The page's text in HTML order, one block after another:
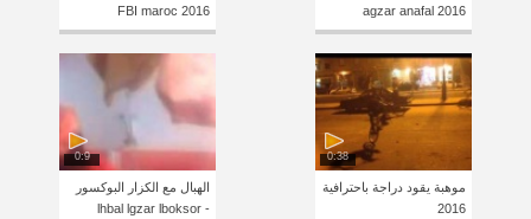
agzar anafal 2016
FBI maroc 2016
0:38
موهبة يقود دراجة باحترافية
2016
0:9
الهبال مع الكزار البوكسور
lhbal lgzar lboksor -